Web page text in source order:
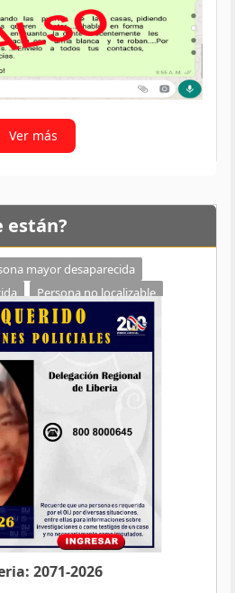
Ver más
están?
mayor desaparecida
Persona no localizable
2071-2026